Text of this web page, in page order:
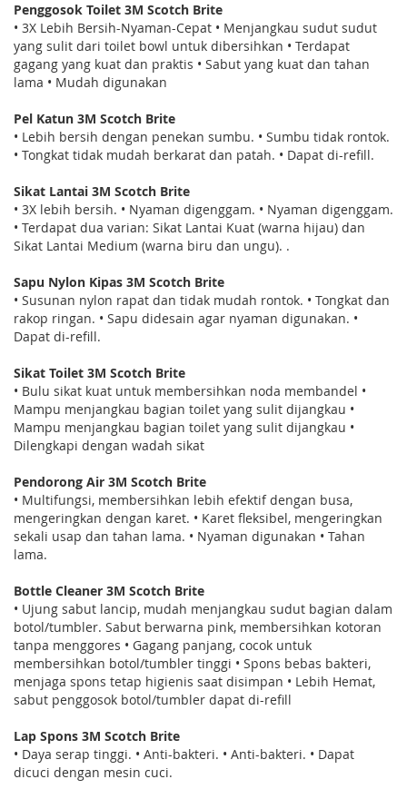
Penggosok Toilet 3M Scotch Brite
• 3X Lebih Bersih-Nyaman-Cepat • Menjangkau sudut sudut
yang sulit dari toilet bowl untuk dibersihkan • Terdapat
gagang yang kuat dan praktis • Sabut yang kuat dan tahan
lama • Mudah digunakan
Pel Katun 3M Scotch Brite
• Lebih bersih dengan penekan sumbu. • Sumbu tidak rontok.
• Tongkat tidak mudah berkarat dan patah. • Dapat di-refill.
Sikat Lantai 3M Scotch Brite
• 3X lebih bersih. • Nyaman digenggam. • Nyaman digenggam.
• Terdapat dua varian: Sikat Lantai Kuat (warna hijau) dan
Sikat Lantai Medium (warna biru dan ungu). .
Sapu Nylon Kipas 3M Scotch Brite
• Susunan nylon rapat dan tidak mudah rontok. • Tongkat dan
rakop ringan. • Sapu didesain agar nyaman digunakan. •
Dapat di-refill.
Sikat Toilet 3M Scotch Brite
• Bulu sikat kuat untuk membersihkan noda membandel •
Mampu menjangkau bagian toilet yang sulit dijangkau •
Mampu menjangkau bagian toilet yang sulit dijangkau •
Dilengkapi dengan wadah sikat
Pendorong Air 3M Scotch Brite
• Multifungsi, membersihkan lebih efektif dengan busa,
mengeringkan dengan karet. • Karet fleksibel, mengeringkan
sekali usap dan tahan lama. • Nyaman digunakan • Tahan
lama.
Bottle Cleaner 3M Scotch Brite
• Ujung sabut lancip, mudah menjangkau sudut bagian dalam
botol/tumbler. Sabut berwarna pink, membersihkan kotoran
tanpa menggores • Gagang panjang, cocok untuk
membersihkan botol/tumbler tinggi • Spons bebas bakteri,
menjaga spons tetap higienis saat disimpan • Lebih Hemat,
sabut penggosok botol/tumbler dapat di-refill
Lap Spons 3M Scotch Brite
• Daya serap tinggi. • Anti-bakteri. • Anti-bakteri. • Dapat
dicuci dengan mesin cuci.